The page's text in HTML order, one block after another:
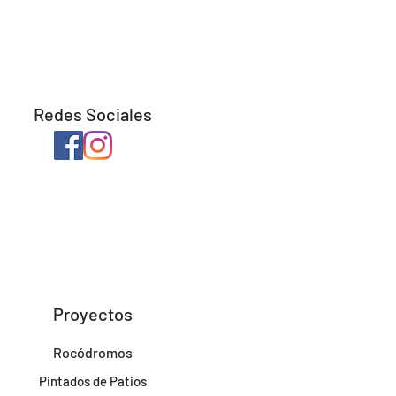
Redes Sociales
Proyectos
Rocódromos
Pintados de Patios